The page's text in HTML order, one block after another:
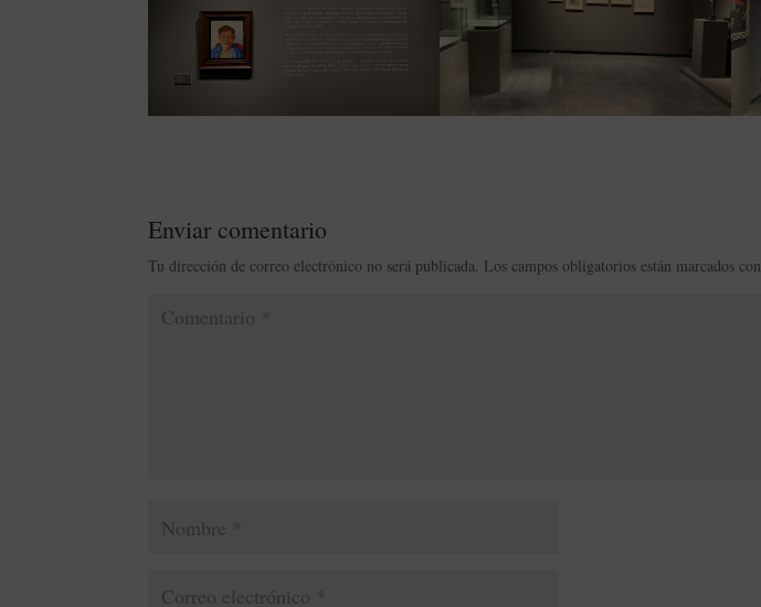
Enviar comentario
Tu dirección de correo electrónico no será publicada. Los campos obligatorios están marcados con